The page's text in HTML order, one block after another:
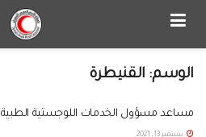
الوسم: القنيطرة
مساعد مسؤول الخدمات اللوجستية الطبية
سبتمبر 13, 2021